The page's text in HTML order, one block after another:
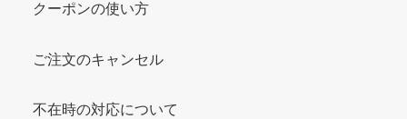
クーポンの使い方
ご注文のキャンセル
不在時の対応について